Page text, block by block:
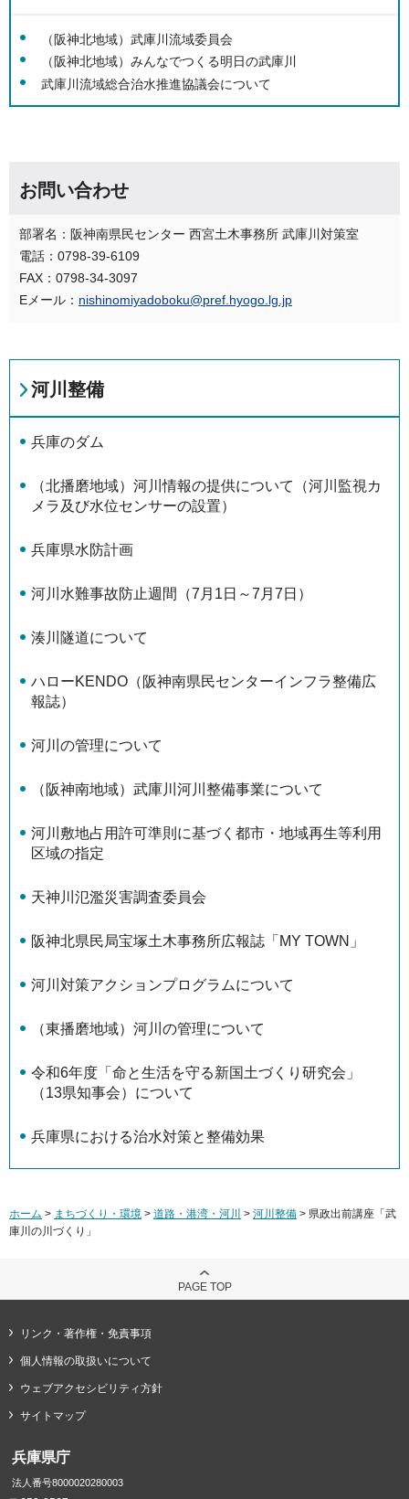
（阪神北地域）武庫川流域委員会
（阪神北地域）みんなでつくる明日の武庫川
武庫川流域総合治水推進協議会について
お問い合わせ
部署名：阪神南県民センター 西宮土木事務所 武庫川対策室
電話：0798-39-6109
FAX：0798-34-3097
Eメール： nishinomiyadoboku@pref.hyogo.lg.jp
河川整備
兵庫のダム
（北播磨地域）河川情報の提供について（河川監視カ
メラ及び水位センサーの設置）
兵庫県水防計画
河川水難事故防止週間（7月1日～7月7日）
湊川隧道について
ハローKENDO（阪神南県民センターインフラ整備広
報誌）
河川の管理について
（阪神南地域）武庫川河川整備事業について
河川敷地占用許可準則に基づく都市・地域再生等利用
区域の指定
天神川氾濫災害調査委員会
阪神北県民局宝塚土木事務所広報誌「MY TOWN」
河川対策アクションプログラムについて
（東播磨地域）河川の管理について
令和6年度「命と生活を守る新国土づくり研究会」
（13県知事会）について
兵庫県における治水対策と整備効果
ホーム > まちづくり・環境 > 道路・港湾・河川 > 河川整備 > 県政出前講座「武
庫川の川づくり」
PAGE TOP
リンク・著作権・免責事項
個人情報の取扱いについて
ウェブアクセシビリティ方針
サイトマップ
兵庫県庁
法人番号8000020280003